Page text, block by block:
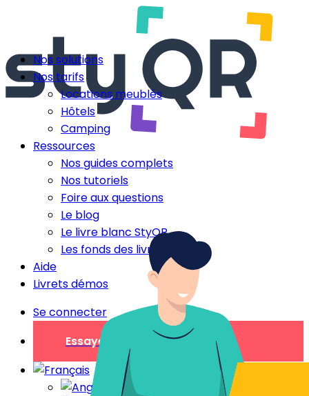
Nos solutions
Nos tarifs
Locations meublés
Hôtels
Camping
Ressources
Nos guides complets
Nos tutoriels
Foire aux questions
Le blog
Le livre blanc StyQR
Les fonds des livrets
Aide
Livrets démos
Se connecter
Essayer gratuitement